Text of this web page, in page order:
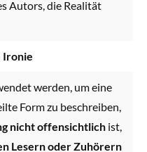
Autors, die Realität
Ironie
werden, um eine
Form zu beschreiben,
nicht offensichtlich ist,
Lesern oder Zuhörern